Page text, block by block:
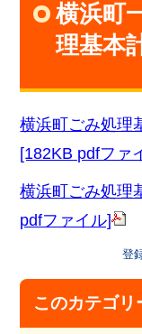
横浜町
理基本
横浜町ごみ処理
[182KB pdfファ
横浜町ごみ処理
pdfファイル]
登
このカテゴ